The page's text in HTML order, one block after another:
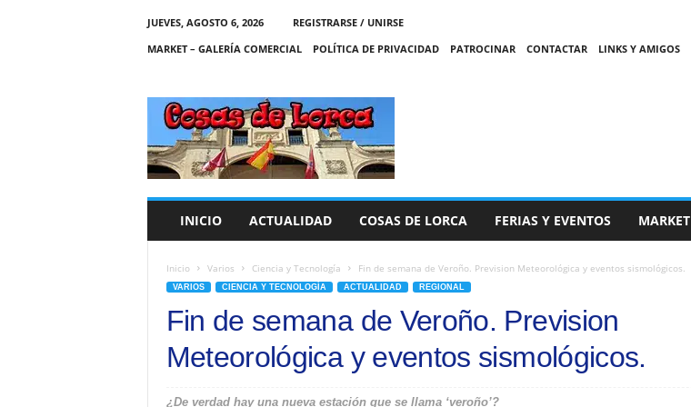
JUEVES, AGOSTO 6, 2026
REGISTRARSE / UNIRSE
MARKET – GALERÍA COMERCIAL
POLÍTICA DE PRIVACIDAD PATROCINAR CONTACTAR LINKS Y AMIGOS
C
A
S
INICIO ACTUALIDAD COSAS DE LORCA FERIAS Y EVENTOS MARKET
Inicio Varios Ciencia y Tecnología Fin de semana de Veroño. Prevision Meteorológica y eventos sismológicos.
VARIOS CIENCIA Y TECNOLOGÍA ACTUALIDAD REGIONAL
Fin de semana de Veroño. Prevision
Meteorológica y eventos sismológicos.
¿De verdad hay una nueva estación que se llama ‘veroño’?